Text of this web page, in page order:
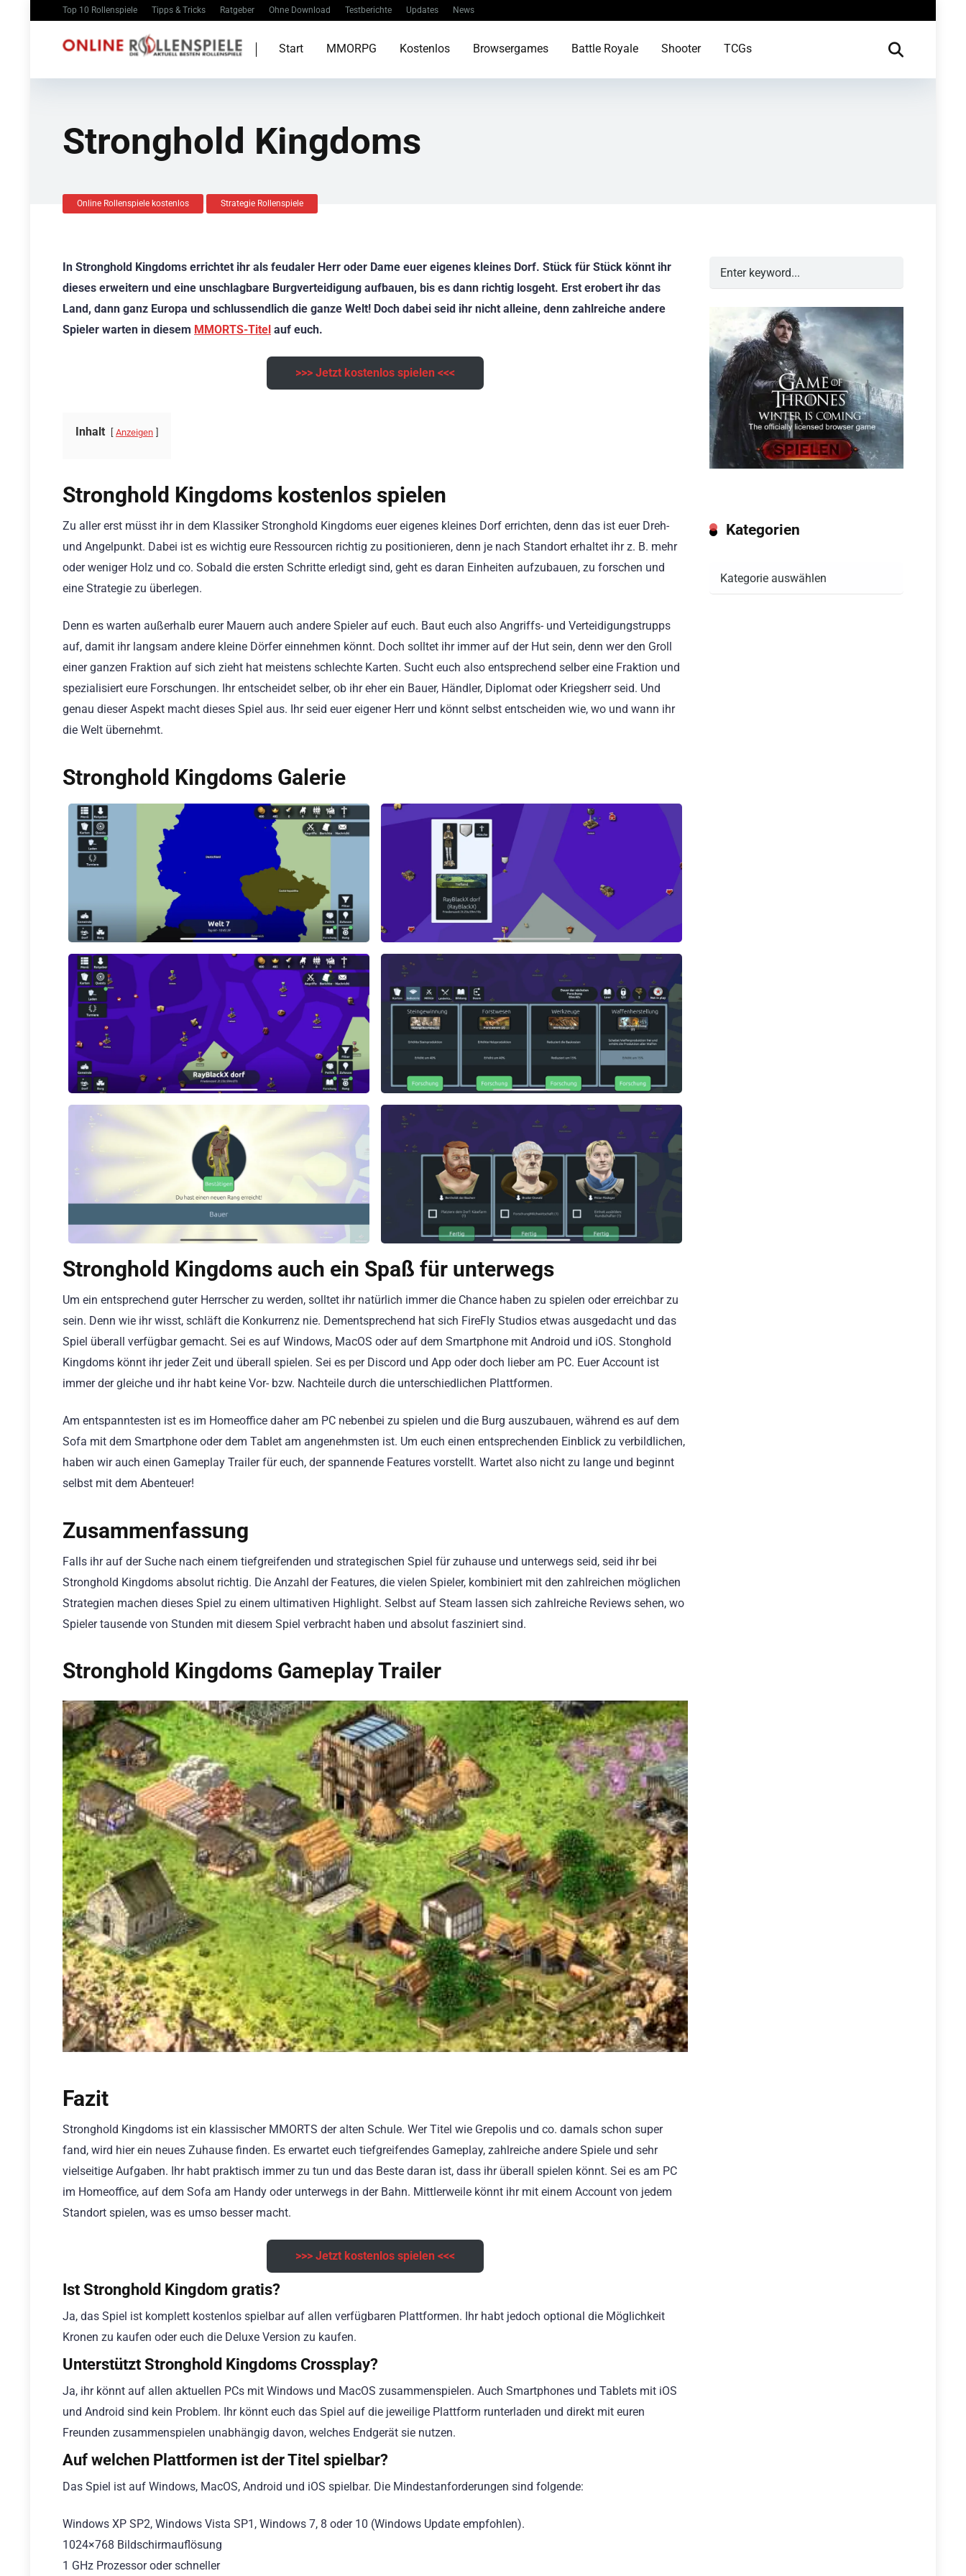
Top 10 Rollenspiele Tipps & Tricks Ratgeber Ohne Download Testberichte Updates News
Start MMORPG Kostenlos Browsergames Battle Royale Shooter TCGs
Stronghold Kingdoms
Online Rollenspiele kostenlos Strategie Rollenspiele
In Stronghold Kingdoms errichtet ihr als feudaler Herr oder Dame euer eigenes kleines Dorf. Stück für Stück könnt ihr
dieses erweitern und eine unschlagbare Burgverteidigung aufbauen, bis es dann richtig losgeht. Erst erobert ihr das
Land, dann ganz Europa und schlussendlich die ganze Welt! Doch dabei seid ihr nicht alleine, denn zahlreiche andere
Spieler warten in diesem MMORTS-Titel auf euch.
>>> Jetzt kostenlos spielen <<<
Inhalt Anzeigen
Stronghold Kingdoms kostenlos spielen
Zu aller erst müsst ihr in dem Klassiker Stronghold Kingdoms euer eigenes kleines Dorf errichten, denn das ist euer Dreh-
und Angelpunkt. Dabei ist es wichtig eure Ressourcen richtig zu positionieren, denn je nach Standort erhaltet ihr z. B. mehr
oder weniger Holz und co. Sobald die ersten Schritte erledigt sind, geht es daran Einheiten aufzubauen, zu forschen und
eine Strategie zu überlegen.
Denn es warten außerhalb eurer Mauern auch andere Spieler auf euch. Baut euch also Angriffs- und Verteidigungstrupps
auf, damit ihr langsam andere kleine Dörfer einnehmen könnt. Doch solltet ihr immer auf der Hut sein, denn wer den Groll
einer ganzen Fraktion auf sich zieht hat meistens schlechte Karten. Sucht euch also entsprechend selber eine Fraktion und
spezialisiert eure Forschungen. Ihr entscheidet selber, ob ihr eher ein Bauer, Händler, Diplomat oder Kriegsherr seid. Und
genau dieser Aspekt macht dieses Spiel aus. Ihr seid euer eigener Herr und könnt selbst entscheiden wie, wo und wann ihr
die Welt übernehmt.
Stronghold Kingdoms Galerie
Stronghold Kingdoms auch ein Spaß für unterwegs
Um ein entsprechend guter Herrscher zu werden, solltet ihr natürlich immer die Chance haben zu spielen oder erreichbar zu
sein. Denn wie ihr wisst, schläft die Konkurrenz nie. Dementsprechend hat sich FireFly Studios etwas ausgedacht und das
Spiel überall verfügbar gemacht. Sei es auf Windows, MacOS oder auf dem Smartphone mit Android und iOS. Stonghold
Kingdoms könnt ihr jeder Zeit und überall spielen. Sei es per Discord und App oder doch lieber am PC. Euer Account ist
immer der gleiche und ihr habt keine Vor- bzw. Nachteile durch die unterschiedlichen Plattformen.
Am entspanntesten ist es im Homeoffice daher am PC nebenbei zu spielen und die Burg auszubauen, während es auf dem
Sofa mit dem Smartphone oder dem Tablet am angenehmsten ist. Um euch einen entsprechenden Einblick zu verbildlichen,
haben wir auch einen Gameplay Trailer für euch, der spannende Features vorstellt. Wartet also nicht zu lange und beginnt
selbst mit dem Abenteuer!
Zusammenfassung
Falls ihr auf der Suche nach einem tiefgreifenden und strategischen Spiel für zuhause und unterwegs seid, seid ihr bei
Stronghold Kingdoms absolut richtig. Die Anzahl der Features, die vielen Spieler, kombiniert mit den zahlreichen möglichen
Strategien machen dieses Spiel zu einem ultimativen Highlight. Selbst auf Steam lassen sich zahlreiche Reviews sehen, wo
Spieler tausende von Stunden mit diesem Spiel verbracht haben und absolut fasziniert sind.
Stronghold Kingdoms Gameplay Trailer
Fazit
Stronghold Kingdoms ist ein klassischer MMORTS der alten Schule. Wer Titel wie Grepolis und co. damals schon super
fand, wird hier ein neues Zuhause finden. Es erwartet euch tiefgreifendes Gameplay, zahlreiche andere Spiele und sehr
vielseitige Aufgaben. Ihr habt praktisch immer zu tun und das Beste daran ist, dass ihr überall spielen könnt. Sei es am PC
im Homeoffice, auf dem Sofa am Handy oder unterwegs in der Bahn. Mittlerweile könnt ihr mit einem Account von jedem
Standort spielen, was es umso besser macht.
>>> Jetzt kostenlos spielen <<<
Ist Stronghold Kingdom gratis?
Ja, das Spiel ist komplett kostenlos spielbar auf allen verfügbaren Plattformen. Ihr habt jedoch optional die Möglichkeit
Kronen zu kaufen oder euch die Deluxe Version zu kaufen.
Unterstützt Stronghold Kingdoms Crossplay?
Ja, ihr könnt auf allen aktuellen PCs mit Windows und MacOS zusammenspielen. Auch Smartphones und Tablets mit iOS
und Android sind kein Problem. Ihr könnt euch das Spiel auf die jeweilige Plattform runterladen und direkt mit euren
Freunden zusammenspielen unabhängig davon, welches Endgerät sie nutzen.
Auf welchen Plattformen ist der Titel spielbar?
Das Spiel ist auf Windows, MacOS, Android und iOS spielbar. Die Mindestanforderungen sind folgende:
Windows XP SP2, Windows Vista SP1, Windows 7, 8 oder 10 (Windows Update empfohlen).
1024×768 Bildschirmauflösung
1 GHz Prozessor oder schneller
Kategorien